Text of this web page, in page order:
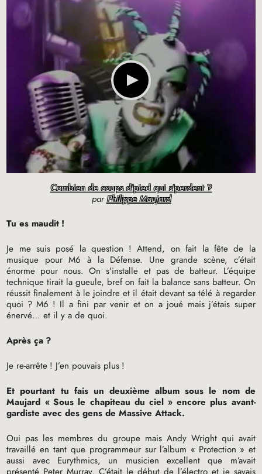
Combien de coups d'pied qui s'perdent ?
parPhilippe Maujard
Tu es maudit !
Je me suis posé la question ! Attend, on fait la fête de la
musique pour M6 à la Défense. Une grande scène, c’était
énorme pour nous. On s’installe et pas de batteur. L’équipe
technique tirait la gueule, bref on fait la balance sans batteur. On
réussit finalement à le joindre et il était devant sa télé à regarder
quoi ? M6 ! Il a fini par venir et on a joué mais j’étais super
énervé… et il y a de quoi.
Après ça ?
Je re-arrête ! J’en pouvais plus !
Et pourtant tu fais un deuxième album sous le nom de
Maujard « Sous le chapiteau du ciel » encore plus avant-
gardiste avec des gens de Massive Attack.
Oui pas les membres du groupe mais Andy Wright qui avait
travaillé en tant que programmeur sur l’album « Protection » et
aussi avec Eurythmics, un musicien excellent que m’avait